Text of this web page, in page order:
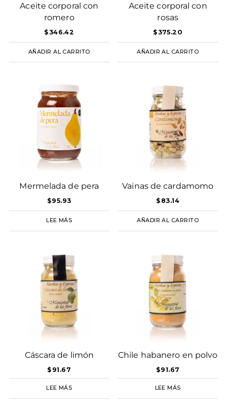
Aceite corporal con
romero
$346.42
AÑADIR AL CARRITO
Aceite corporal con
rosas
$375.20
AÑADIR AL CARRITO
Mermelada de pera
$95.93
LEE MÁS
Vainas de cardamomo
$ 83.14
AÑADIR AL CARRITO
Cáscara de limón
$ 91.67
LEE MÁS
Chile habanero en polvo
$91.67
LEE MÁS